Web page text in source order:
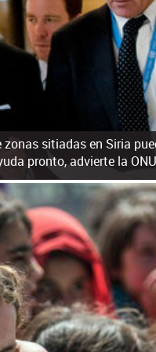
q
u
e
zonas sitiadas en Siria
pronto, advierte la ONU